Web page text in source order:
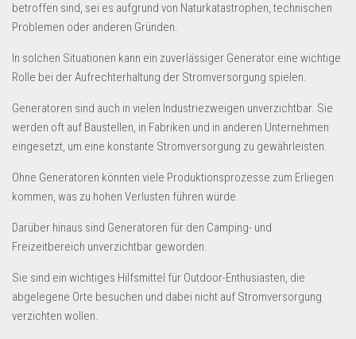
betroffen sind, sei es aufgrund von Naturkatastrophen, technischen
Problemen oder anderen Gründen.
In solchen Situationen kann ein zuverlässiger Generator eine wichtige
Rolle bei der Aufrechterhaltung der Stromversorgung spielen.
Generatoren sind auch in vielen Industriezweigen unverzichtbar. Sie
werden oft auf Baustellen, in Fabriken und in anderen Unternehmen
eingesetzt, um eine konstante Stromversorgung zu gewährleisten.
Ohne Generatoren könnten viele Produktionsprozesse zum Erliegen
kommen, was zu hohen Verlusten führen würde.
Darüber hinaus sind Generatoren für den Camping- und
Freizeitbereich unverzichtbar geworden.
Sie sind ein wichtiges Hilfsmittel für Outdoor-Enthusiasten, die
abgelegene Orte besuchen und dabei nicht auf Stromversorgung
verzichten wollen.